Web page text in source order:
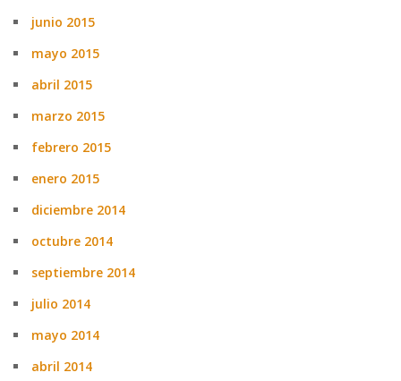
junio 2015
mayo 2015
abril 2015
marzo 2015
febrero 2015
enero 2015
diciembre 2014
octubre 2014
septiembre 2014
julio 2014
mayo 2014
abril 2014